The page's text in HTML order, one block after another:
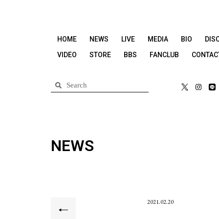
HOME NEWS LIVE MEDIA BIO
VIDEO
STORE BBS FANCLUB
NEWS
2021.02.20